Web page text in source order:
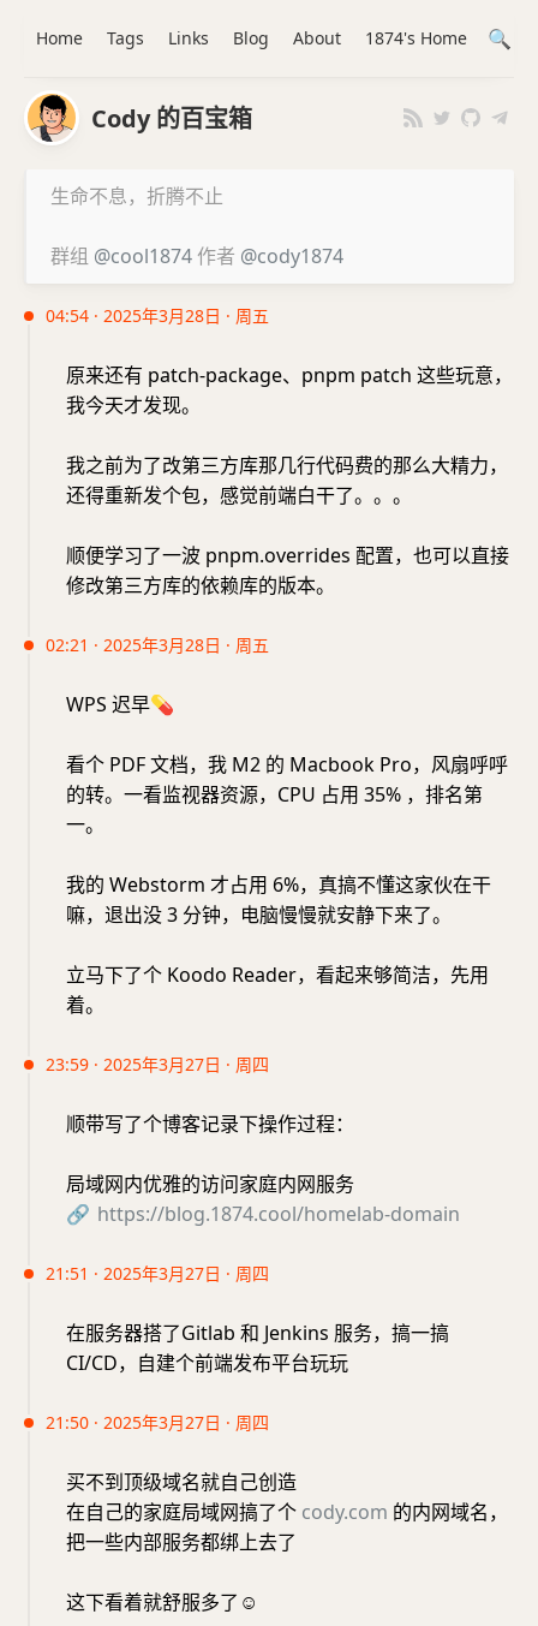
Cody 的百宝箱
生命不息，折腾不止
群组 @cool1874作者 @cody1874
04:54 · 2025年3月28日 · 周五
原来还有 patch-package、pnpm patch 这些玩意，
我今天才发现。
我之前为了改第三方库那几行代码费的那么大精力，
还得重新发个包，感觉前端白干了。。。
顺便学习了一波 pnpm.overrides 配置，也可以直接
修改第三方库的依赖库的版本。
02:21 · 2025年3月28日 · 周五
WPS 迟早💊
看个 PDF 文档，我 M2 的 Macbook Pro，风扇呼呼
的转。一看监视器资源，CPU 占用 35% ，排名第
一。
我的 Webstorm 才占用 6%，真搞不懂这家伙在干
嘛，退出没 3 分钟，电脑慢慢就安静下来了。
立马下了个 Koodo Reader，看起来够简洁，先用
着。
23:59 · 2025年3月27日 · 周四
顺带写了个博客记录下操作过程：
局域网内优雅的访问家庭内网服务
🔗 https://blog.1874.cool/homelab-domain
21:51 · 2025年3月27日 · 周四
在服务器搭了Gitlab 和 Jenkins 服务，搞一搞
CI/CD，自建个前端发布平台玩玩
21:50 · 2025年3月27日 · 周四
买不到顶级域名就自己创造
在自己的家庭局域网搞了个 cody.com 的内网域名，
把一些内部服务都绑上去了
这下看着就舒服多了 ☺️
Home Tags Links Blog About 1874's Home